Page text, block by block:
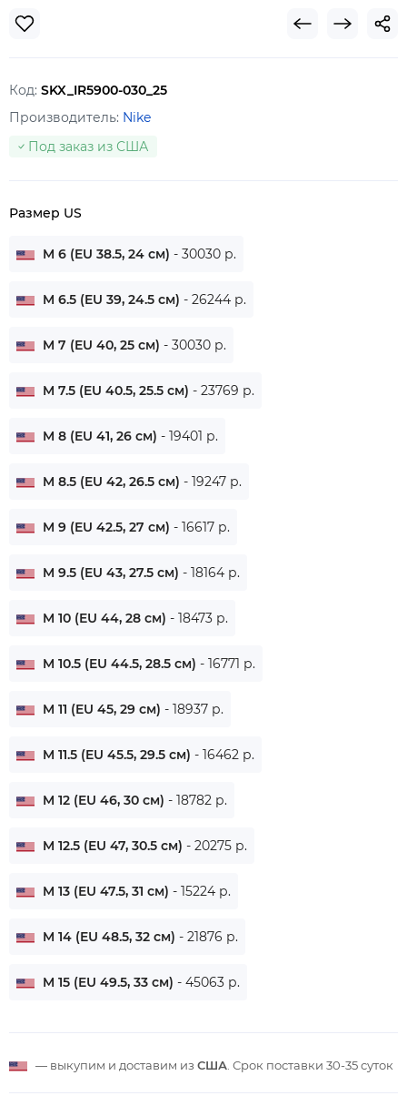
Код: SKX_IR5900-030_25
Производитель: Nike
Под заказ из США
Размер US
M 6 (EU 38.5, 24 см) - 30030 р.
M 6.5 (EU 39, 24.5 см) - 26244 р.
M 7 (EU 40, 25 см) - 30030 р.
M 7.5 (EU 40.5, 25.5 см) - 23769 р.
M 8 (EU 41, 26 см) - 19401 р.
M 8.5 (EU 42, 26.5 см) - 19247 р.
M 9 (EU 42.5, 27 см) - 16617 р.
M 9.5 (EU 43, 27.5 см) - 18164 р.
M 10 (EU 44, 28 см) - 18473 р.
M 10.5 (EU 44.5, 28.5 см) - 16771 р.
M 11 (EU 45, 29 см) - 18937 р.
M 11.5 (EU 45.5, 29.5 см) - 16462 р.
M 12 (EU 46, 30 см) - 18782 р.
M 12.5 (EU 47, 30.5 см) - 20275 р.
M 13 (EU 47.5, 31 см) - 15224 р.
M 14 (EU 48.5, 32 см) - 21876 р.
M 15 (EU 49.5, 33 см) - 45063 р.
— выкупим и доставим из США . Срок поставки 30-35 суток